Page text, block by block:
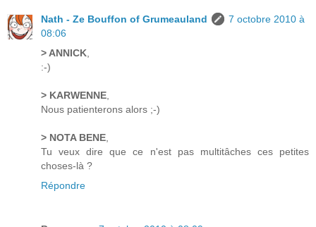
Nath - Ze Bouffon of Grumeauland
7 octobre 2010 à
08:06
> ANNICK
:-)
> KARWENNE
Nous patienterons alors ;-)
> NOTA BENE
Tu veux dire que ce n'est pas multitâches ces petites
choses-là ?
Répondre